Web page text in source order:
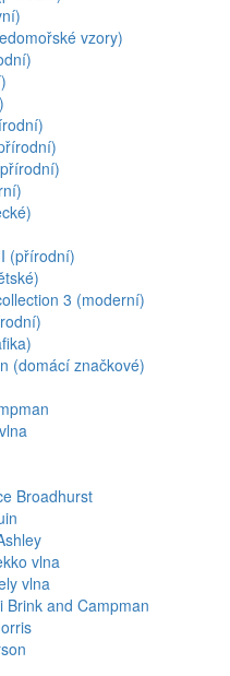
vzory)
(přírodní)
3 (moderní)
(domácí značkové)
Broadhurst
vlna
vlna
Brink and Campman